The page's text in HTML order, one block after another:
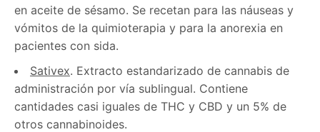
en aceite de sésamo. Se recetan para las náuseas y
vómitos de la quimioterapia y para la anorexia en
pacientes con sida.
Sativex. Extracto estandarizado de cannabis de
administración por vía sublingual. Contiene
cantidades casi iguales de THC y CBD y un 5% de
otros cannabinoides.